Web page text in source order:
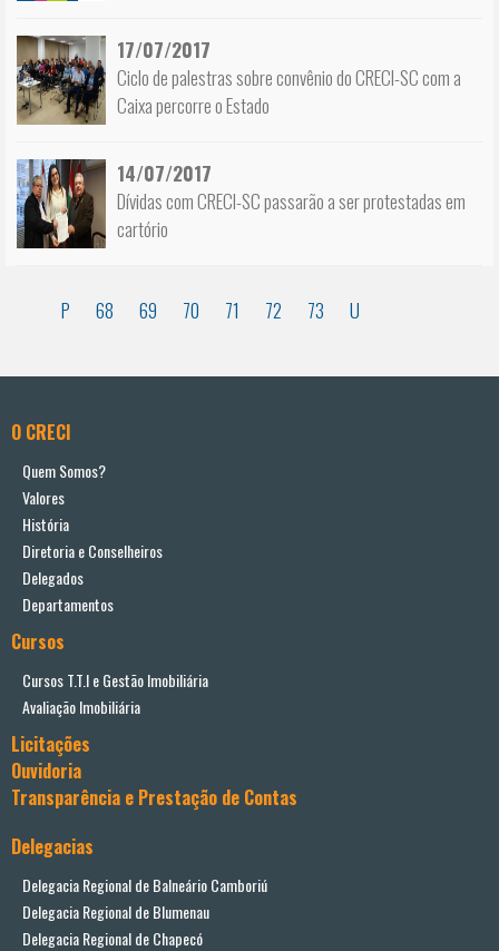
17/07/2017
Ciclo de palestras sobre convênio do CRECI-SC com a
Caixa percorre o Estado
14/07/2017
Dívidas com CRECI-SC passarão a ser protestadas em
cartório
P 68 69 70 71 72 73 U
O CRECI
Quem Somos?
Valores
História
Diretoria e Conselheiros
Delegados
Departamentos
Cursos
Cursos T.T.I e Gestão Imobiliária
Avaliação Imobiliária
Licitações
Ouvidoria
Transparência e Prestação de Contas
Delegacias
Delegacia Regional de Balneário Camboriú
Delegacia Regional de Blumenau
Delegacia Regional de Chapecó